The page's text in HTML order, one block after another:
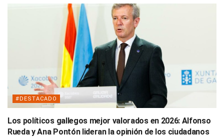
#DESTACADO
Los políticos gallegos mejor valorados en 2026: Alfonso
Rueda y Ana Pontón lideran la opinión de los ciudadanos